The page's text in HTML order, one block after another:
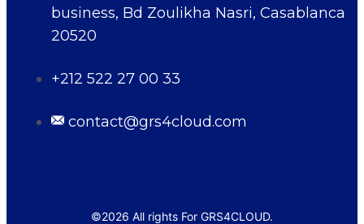
business, Bd Zoulikha Nasri, Casablanca
20520
+212 522 27 00 33
contact@grs4cloud.com
©2026 All rights For GRS4CLOUD.